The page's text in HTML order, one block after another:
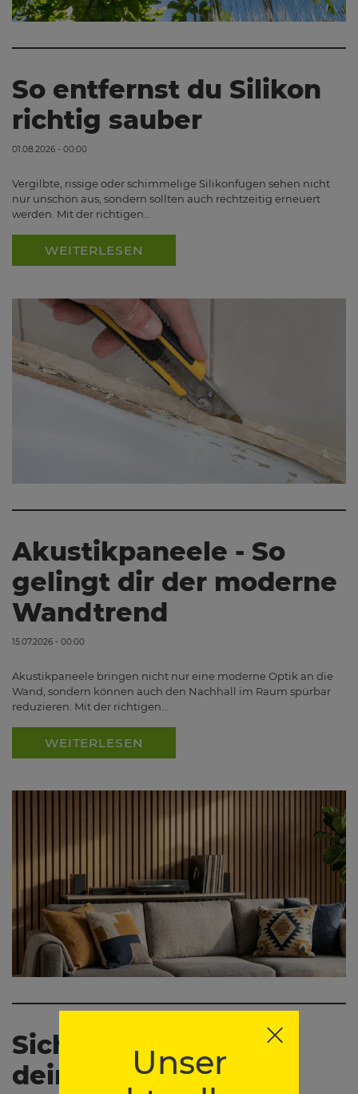
Unser
So entfernst du Silikon
richtig sauber
01.08.2026 - 00:00
Vergilbte, rissige oder schimmelige Silikonfugen sehen nicht
nur unschön aus, sondern sollten auch rechtzeitig erneuert
werden. Mit der richtigen…
WEITERLESEN
Akustikpaneele - So
gelingt dir der moderne
Wandtrend
15.07.2026 - 00:00
Akustikpaneele bringen nicht nur eine moderne Optik an die
Wand, sondern können auch den Nachhall im Raum spürbar
reduzieren. Mit der richtigen…
WEITERLESEN
Sicherer Balkon für
deinen Stubentiger